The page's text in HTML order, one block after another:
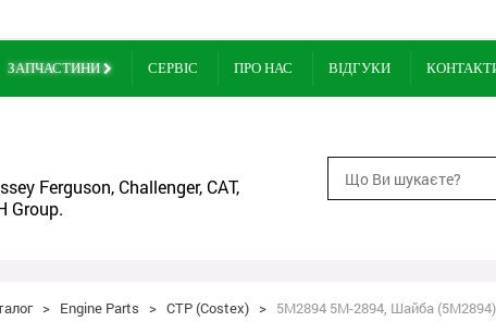
ЗАПЧАСТИНИ СЕРВІС ПРО НАС ВІДГУКИ
Ferguson, Challenger, CAT,
Group.
> Engine Parts > CTP (Costex) > 5M2894 5M-2894, Шайба